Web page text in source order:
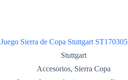
Juego Sierra de Copa Stuttgart ST170305
Stuttgart
Accesorios, Sierra Copa